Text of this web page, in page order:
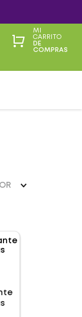
MI
CARRITO
DE
COMPRAS